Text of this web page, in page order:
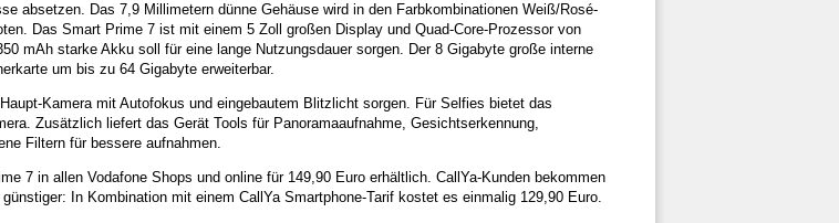
absetzen. Das 7,9 Millimetern dünne Gehäuse wird in den Farbkombinationen Weiß/Rosé-
Das Smart Prime 7 ist mit einem 5 Zoll großen Display und Quad-Core-Prozessor von
mAh starke Akku soll für eine lange Nutzungsdauer sorgen. Der 8 Gigabyte große interne
um bis zu 64 Gigabyte erweiterbar.
Kamera mit Autofokus und eingebautem Blitzlicht sorgen. Für Selfies bietet das
Zusätzlich liefert das Gerät Tools für Panoramaaufnahme, Gesichtserkennung,
Filtern für bessere aufnahmen.
7 in allen Vodafone Shops und online für 149,90 Euro erhältlich. CallYa-Kunden bekommen
In Kombination mit einem CallYa Smartphone-Tarif kostet es einmalig 129,90 Euro.